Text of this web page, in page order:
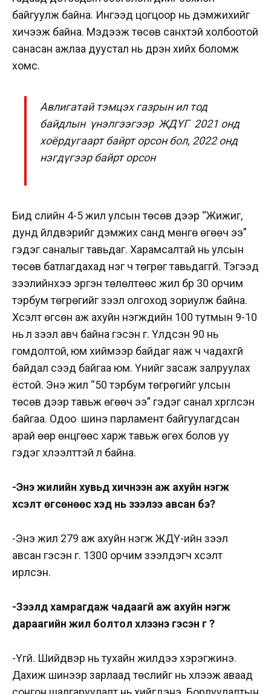
байгуулж байна. Ингээд цогцоор нь дэмжихийг
хичээж байна. Мэдээж төсөв санхүүтэй холбоотой
санасан ажлаа дуустал нь дүүрэн хийх боломж
хомс.
Авлигатай тэмцэх газрын ил тод
байдлын үнэлгээгээр ЖДҮГ 2021 онд
хоёрдугаарт байрт орсон бол, 2022 онд
нэгдүгээр байрт орсон
Бид сүүлийн 4-5 жил улсын төсөв дээр “Жижиг,
дунд үйлдвэрийг дэмжих санд мөнгө өгөөч ээ”
гэдэг саналыг тавьдаг. Харамсалтай нь улсын
төсөв батлагдахад нэг ч төгрөг тавьдаггүй. Тэгээд
зээлийнхээ эргэн төлөлтөөс жил бүр 30 орчим
тэрбум төгрөгийг зээл олгоход зориулж байна.
Хүсэлт өгсөн аж ахуйн нэгжүүдийн 100 тутмын 9-10
нь л зээл авч байна гэсэн үг. Үлдсэн 90 нь
гомдолтой, юм хиймээр байдаг яаж ч чадахгүй
байдал үүсээд байгаа юм. Үүнийг засаж залруулах
ёстой. Энэ жил “50 тэрбум төгрөгийг улсын
төсөв дээр тавьж өгөөч ээ” гэдэг санал хүргүүлсэн
байгаа. Одоо шинэ парламент байгуулагдсан
арай өөр өнцгөөс харж тавьж өгөх болов уу
гэдэг хүлээлттэй л байна.
-Энэ жилийн хувьд хичнээн аж ахуйн нэгж
хүсэлт өгсөнөөс хэд нь зээлээ авсан бэ?
-Энэ жил 279 аж ахуйн нэгж ЖДҮ-ийн зээл
авсан гэсэн үг. 1300 орчим зээлдэгч хүсэлт
ирүүлсэн.
-Зээлд хамрагдаж чадаагүй аж ахуйн нэгж
дараагийн жил болтол хүлээнэ гэсэн үг үү?
-Үгүй. Шийдвэр нь тухайн жилдээ хэрэгжинэ.
Дахиж шинээр зарлаад төслийг нь хүлээж аваад